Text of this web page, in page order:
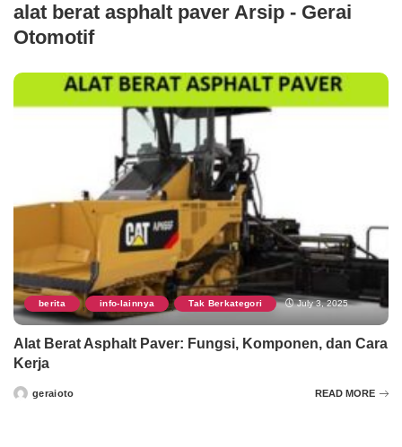
alat berat asphalt paver Arsip - Gerai
Otomotif
berita , info-lainnya , Tak Berkategori July 3, 2025
Alat Berat Asphalt Paver: Fungsi, Komponen, dan Cara
Kerja
Postedgeraioto READ MORE